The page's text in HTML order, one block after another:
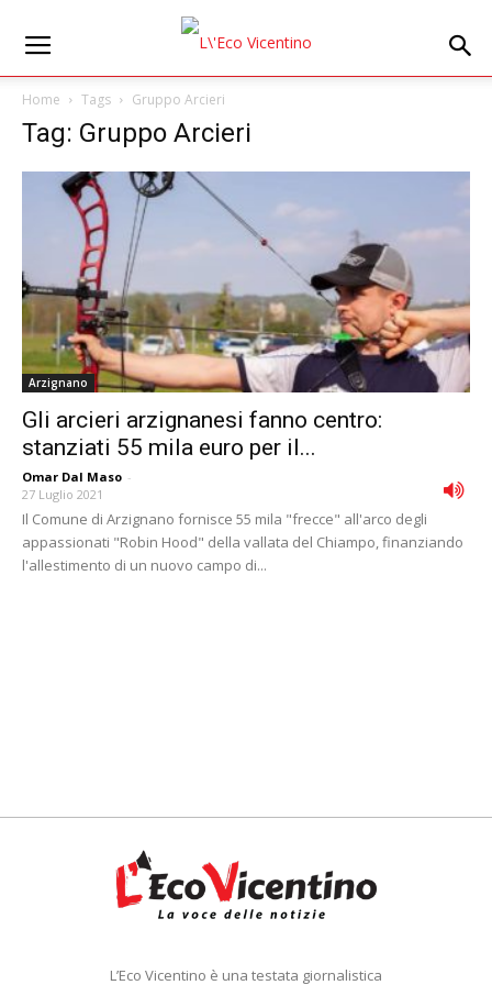
Home Tags Gruppo Arcieri
Tag: Gruppo Arcieri
Arzignano
Gli arcieri arzignanesi fanno centro:
stanziati 55 mila euro per il...
Omar Dal Maso -
27 Luglio 2021
Il Comune di Arzignano fornisce 55 mila "frecce" all'arco degli
appassionati "Robin Hood" della vallata del Chiampo, finanziando
l'allestimento di un nuovo campo di...
L’Eco Vicentino è una testata giornalistica